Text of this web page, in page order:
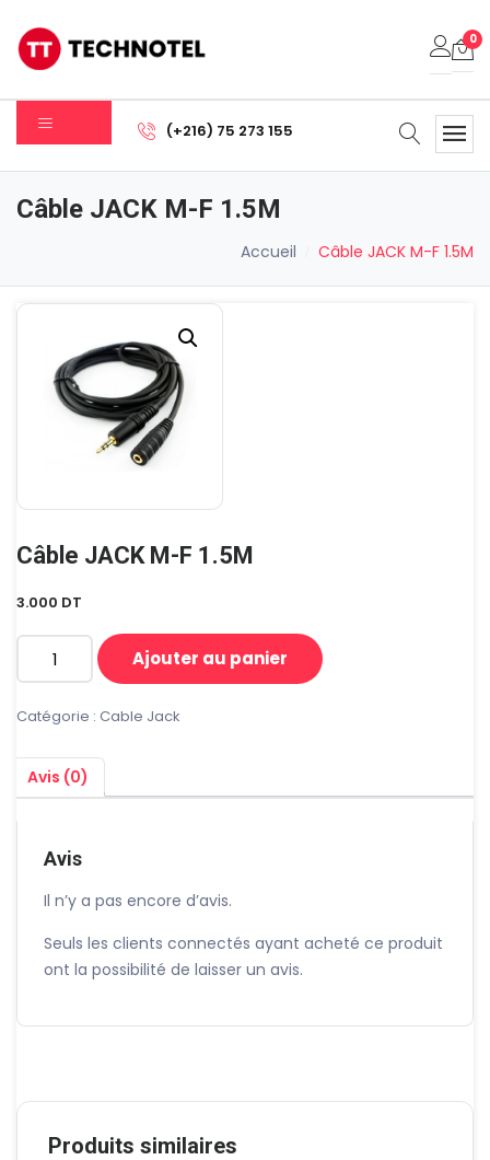
0
Votre panier est vide.
Sous-total: 0.000DT
Voir Le Panier
(+216) 75 273 155
Câble JACK M-F 1.5M
Accueil Câble JACK M-F 1.5M
Câble JACK M-F 1.5M
3.000 DT
quantité
Câble
M-
1.5M
Ajouter au panier
Catégorie : Cable Jack
Avis (0)
Avis
Il n’y a pas encore d’avis.
Seuls les clients connectés ayant acheté ce produit
ont la possibilité de laisser un avis.
Produits similaires